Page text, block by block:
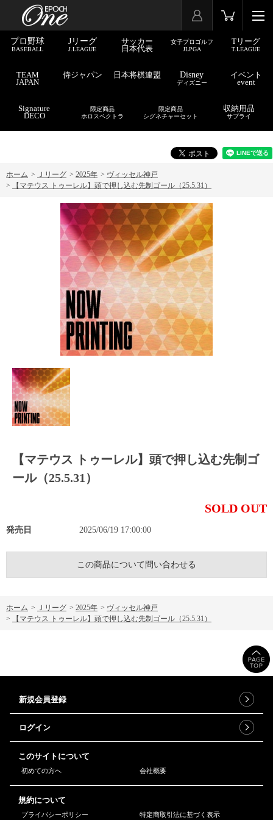
プロ野球
BASEBALL
Jリーグ
J.LEAGUE
サッカー
日本代表
女子プロゴルフ
JLPGA
Tリーグ
T.LEAGUE
TEAM
JAPAN
侍ジャパン 日本将棋連盟 Disney
ディズニー
イベント
event
Signature
DECO
限定商品
ホロスペクトラ
限定商品
シグネチャーセット
収納用品
サプライ
ホーム > Ｊリーグ > 2025年 > ヴィッセル神戸
>
【マテウス トゥーレル】頭で押し込む先制ゴール（25.5.31）
【マテウス トゥーレル】頭で押し込む先制ゴ
ール（25.5.31）
SOLD OUT
発売日 2025/06/19 17:00:00
この商品について問い合わせる
ホーム > Ｊリーグ > 2025年 > ヴィッセル神戸
>
【マテウス トゥーレル】頭で押し込む先制ゴール（25.5.31）
新規会員登録
ログイン
このサイトについて
初めての方へ 会社概要
規約について
プライバシーポリシー 特定商取引法に基づく表示